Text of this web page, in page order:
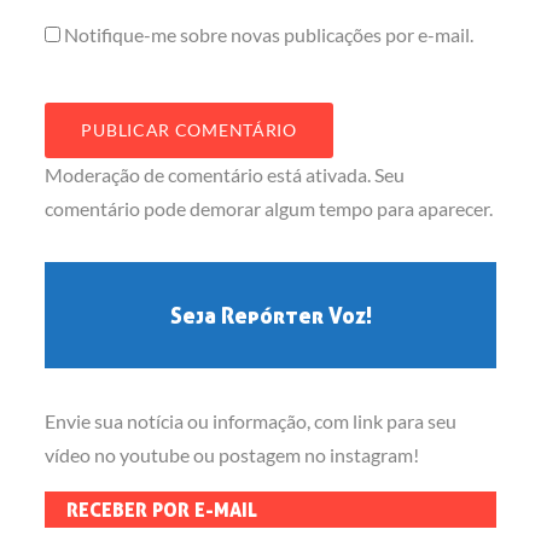
Notifique-me sobre novas publicações por e-mail.
Moderação de comentário está ativada. Seu
comentário pode demorar algum tempo para aparecer.
Seja Repórter Voz!
Envie sua notícia ou informação, com link para seu
vídeo no youtube ou postagem no instagram!
RECEBER POR E-MAIL